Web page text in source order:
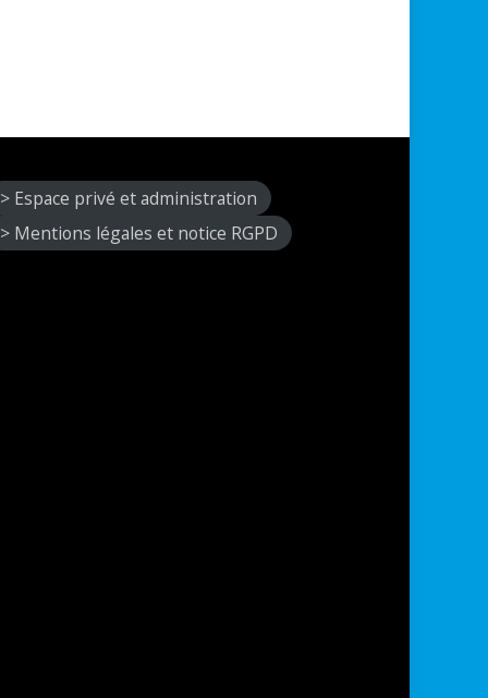
> Espace privé et administration
> Mentions légales et notice RGPD